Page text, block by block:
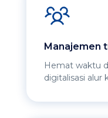
Manajemen
Hemat waktu
digitalisasi alur